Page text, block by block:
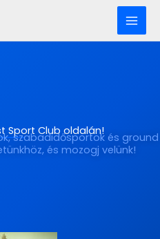
Sport Club oldalán!
szabadidősportok és ground
és mozogj velünk!